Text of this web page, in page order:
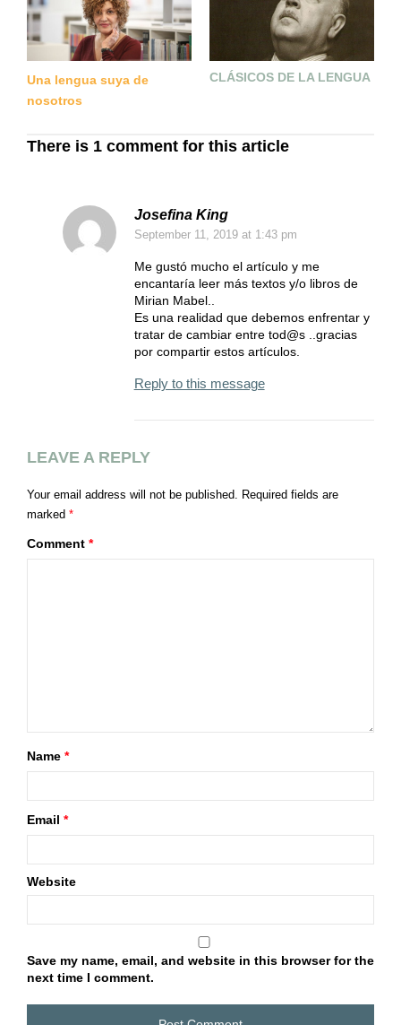
Una lengua suya de
nosotros
CLÁSICOS DE LA LENGUA
There is 1 comment for this article
Josefina King
September 11, 2019at 1:43 pm
Me gustó mucho el artículo y me
encantaría leer más textos y/o libros de
Mirian Mabel..
Es una realidad que debemos enfrentar y
tratar de cambiar entre tod@s ..gracias
por compartir estos artículos.
Reply to this message
LEAVE A REPLY
Your email address will not be published. Required fields are
marked *
Comment *
Name *
Email *
Website
Save my name, email, and website in this browser for the
next time I comment.